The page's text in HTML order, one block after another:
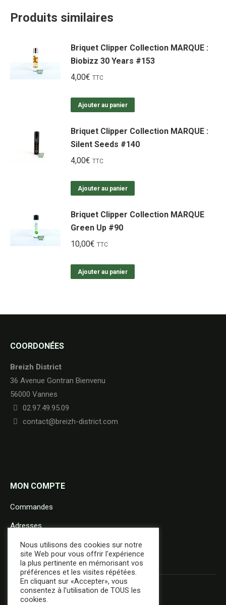
Produits similaires
Briquet Clipper Collection MARQUE :
Biobizz 30 Years #153
4,00€ TTC
Ajouter au panier
Briquet Clipper Collection MARQUE :
Silent Seeds #140
4,00€ TTC
Ajouter au panier
Briquet Clipper Collection MARQUE
Green Up #90
10,00€ TTC
Ajouter au panier
COORDONÉES
Breizh District
36 Avenue Gontran Bienvenu
56000 Vannes
02.97.49.95.09
contact@breizh-district.com
MON COMPTE
Commandes
Adresses
Détails du compte
Nous utilisons des cookies sur notre
site Web pour vous offrir l'expérience
la plus pertinente en mémorisant vos
préférences et les visites répétées.
En cliquant sur «Accepter», vous
consentez à l'utilisation de TOUS les
cookies.